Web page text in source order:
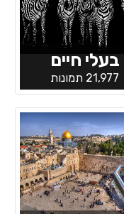
בעלי חיים
21,977 תמונות